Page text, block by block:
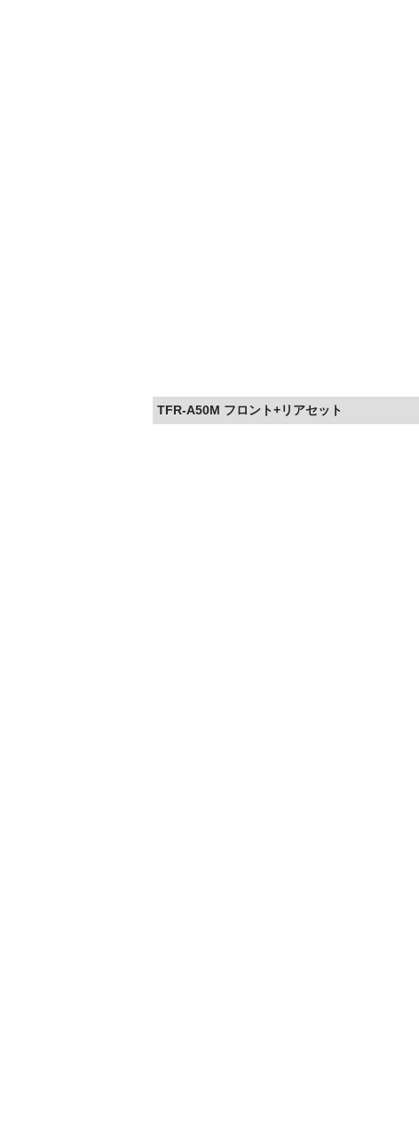
TFR-A50M フロント+リアセット